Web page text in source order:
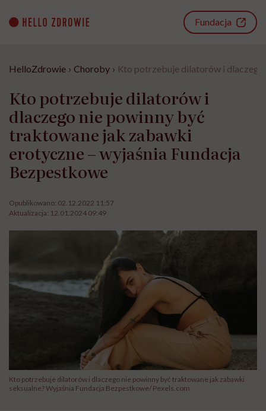
content
Fundacja
HelloZdrowie › Choroby › Kto potrzebuje dilatorów i
Kto potrzebuje dilatorów i
dlaczego nie powinny być
traktowane jak zabawki
erotyczne – wyjaśnia Fundacja
Bezpestkowe
Opublikowano: 02.12.2022 11:57
Aktualizacja: 12.01.2024 09:49
Kto potrzebuje dilatorów i dlaczego nie powinny być traktowane jak zabawki
seksualne? Wyjaśnia Fundacja Bezpestkowe/ Pexels.com